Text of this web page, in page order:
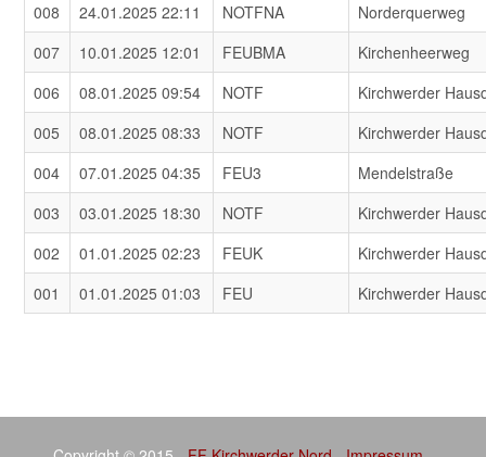
008
24.01.2025 22:11 NOTFNA
Norderquerweg
007
10.01.2025 12:01 FEUBMA
Kirchenheerweg
006
08.01.2025 09:54 NOTF
Kirchwerder
005
08.01.2025 08:33 NOTF
Kirchwerder
004
07.01.2025 04:35 FEU3
Mendelstraße
003
03.01.2025 18:30 NOTF
Kirchwerder
002
01.01.2025 02:23 FEUK
Kirchwerder
001
01.01.2025 01:03 FEU Kirchwerder